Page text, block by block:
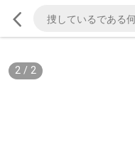
2/ 2